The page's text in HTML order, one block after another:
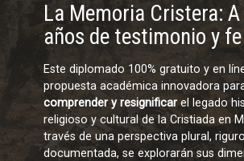
La Memoria Cristera:
años de testimonio y fe
Este diplomado 100% gratuito y en
propuesta académica innovadora
comprender y resignificarel legado
religioso y cultural de la Cristiada en
través de una perspectiva plural,
documentada, se explorarán sus